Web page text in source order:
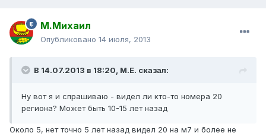
М.Михаил
Опубликовано 14 июля, 2013
В 14.07.2013 в 18:20, М.Е. сказал:
Ну вот я и спрашиваю - видел ли кто-то номера 20
региона? Может быть 10-15 лет назад
Около 5, нет точно 5 лет назад видел 20 на м7 и более не